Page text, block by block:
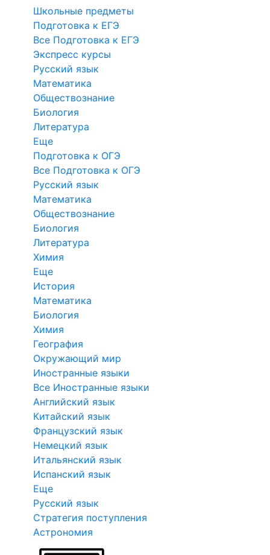
Школьные предметы
Подготовка к ЕГЭ
Все Подготовка к ЕГЭ
Экспресс курсы
Русский язык
Математика
Обществознание
Биология
Литература
Еще
Подготовка к ОГЭ
Все Подготовка к ОГЭ
Русский язык
Математика
Обществознание
Биология
Литература
Химия
Еще
История
Математика
Биология
Химия
География
Окружающий мир
Иностранные языки
Все Иностранные языки
Английский язык
Китайский язык
Французский язык
Немецкий язык
Итальянский язык
Испанский язык
Еще
Русский язык
Стратегия поступления
Астрономия